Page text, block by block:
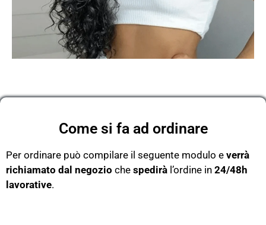
Come si fa ad ordinare
Per ordinare può compilare il seguente modulo e verrà
richiamato dal negozio che spedirà l’ordine in 24/48h
lavorative.